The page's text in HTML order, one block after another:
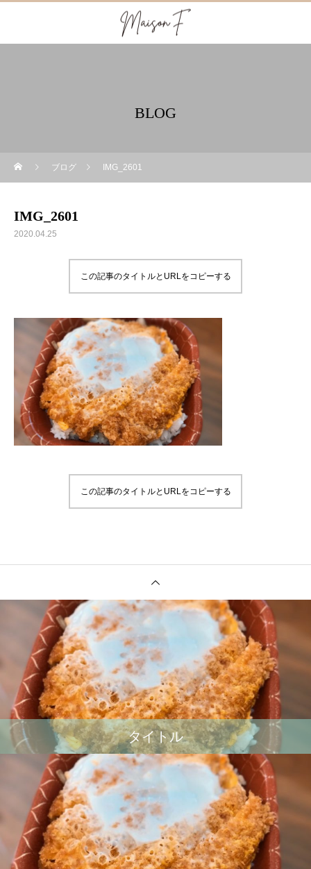
BLOG
ブログ IMG_2601
IMG_2601
2020.04.25
この記事のタイトルとURLをコピーする
この記事のタイトルとURLをコピーする
タイトル